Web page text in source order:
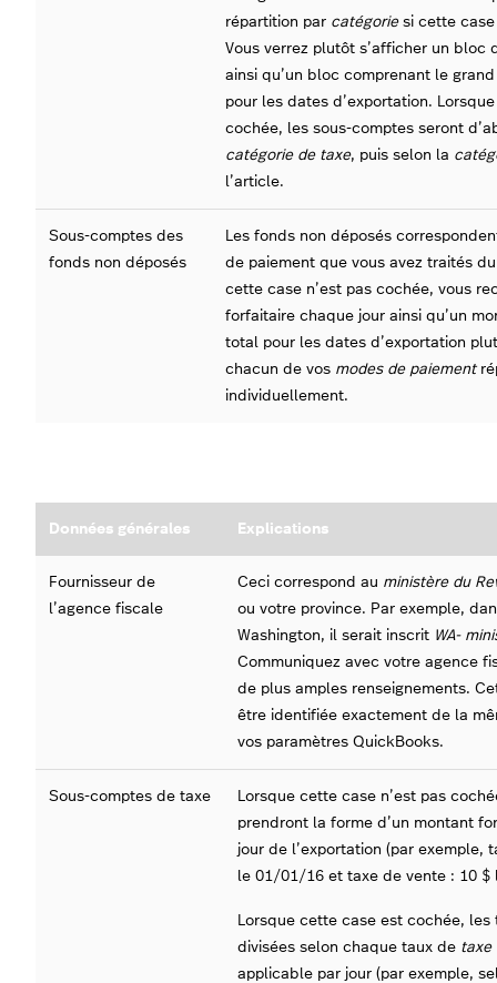
répartition par catégorie si cette case
Vous verrez plutôt s’afficher un bloc
ainsi qu’un bloc comprenant le
pour les dates d’exportation.
cochée, les sous-comptes seront
catégorie de taxe, puis selon la
l’article.
Sous-comptes des
fonds non déposés
Les fonds non déposés
de paiement que vous avez traités
cette case n’est pas cochée, vous
forfaitaire chaque jour ainsi qu’un
total pour les dates d’exportation
chacun de vos modes de paiement
individuellement.
Données générales Explications
Fournisseur de
l’agence fiscale
Ceci correspond au ministère du
ou votre province. Par exemple,
Washington, il serait inscrit WA-
Communiquez avec votre agence
de plus amples renseignements.
être identifiée exactement de la
vos paramètres QuickBooks.
Sous-comptes de taxe
Lorsque cette case n’est pas
prendront la forme d’un montant
jour de l’exportation (par exemple,
le 01/01/16 et taxe de vente : 10
Lorsque cette case est cochée, les
divisées selon chaque taux de taxe
applicable par jour (par exemple,